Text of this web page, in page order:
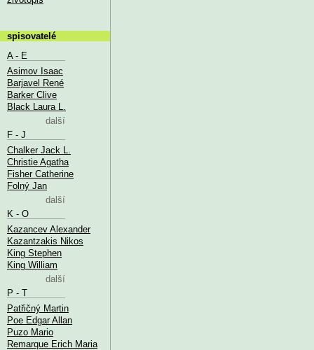
spisovatelé
A - E
Asimov Isaac
Barjavel René
Barker Clive
Black Laura L.
další
F - J
Chalker Jack L.
Christie Agatha
Fisher Catherine
Folný Jan
další
K - O
Kazancev Alexander
Kazantzakis Nikos
King Stephen
King William
další
P - T
Patřičný Martin
Poe Edgar Allan
Puzo Mario
Remarque Erich Maria